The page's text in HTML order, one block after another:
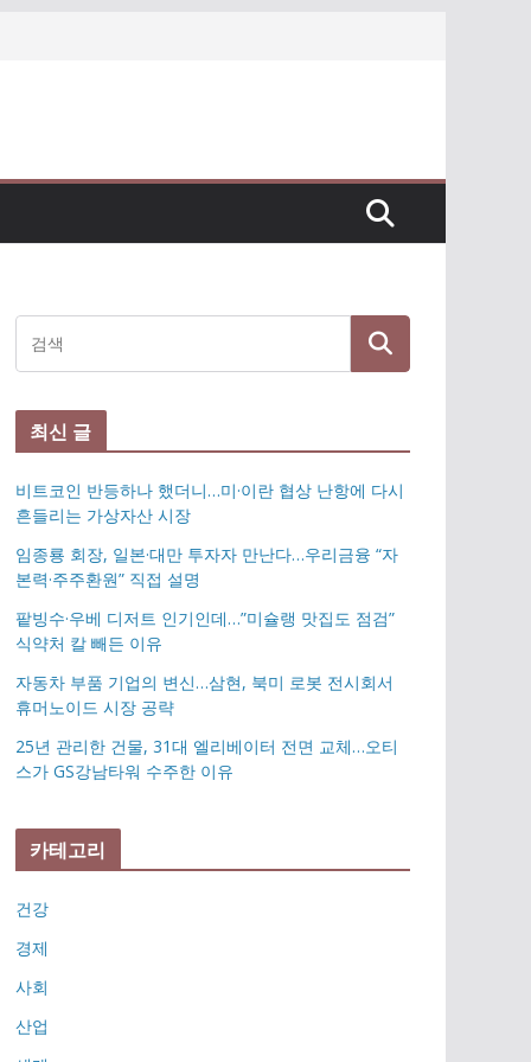
최신 글
비트코인 반등하나 했더니…미·이란 협상 난항에 다시
흔들리는 가상자산 시장
임종룡 회장, 일본·대만 투자자 만난다…우리금융 “자
본력·주주환원” 직접 설명
팥빙수·우베 디저트 인기인데…”미슐랭 맛집도 점검”
식약처 칼 빼든 이유
자동차 부품 기업의 변신…삼현, 북미 로봇 전시회서
휴머노이드 시장 공략
25년 관리한 건물, 31대 엘리베이터 전면 교체…오티
스가 GS강남타워 수주한 이유
카테고리
건강
경제
사회
산업